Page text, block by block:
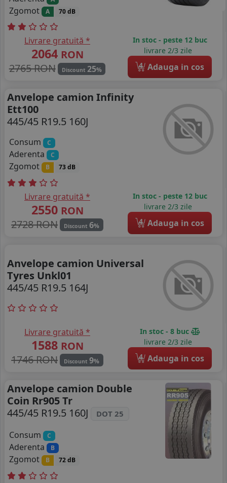
Zgomot A 70 dB
Livrare gratuită *
2064 RON
2765 RON
Discount 25%
In stoc - peste 12 buc
livrare 2/3 zile
4 Adauga in cos
Anvelope camion Infinity
Ett100
445/45 R19.5 160J
Consum C
Aderenta C
Zgomot B 73 dB
Livrare gratuită *
2550 RON
2728 RON
Discount 6%
In stoc - peste 12 buc
livrare 2/3 zile
4 Adauga in cos
Anvelope camion Universal
Tyres Unkl01
445/45 R19.5 164J
Livrare gratuită *
1588 RON
1746 RON
Discount 9%
In stoc - 8 buc
livrare 2/3 zile
4 Adauga in cos
Anvelope camion Double
Coin Rr905 Tr
445/45 R19.5 160J
DOT 25
Consum C
Aderenta B
Zgomot B 72 dB